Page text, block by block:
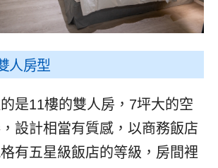
人房型
是11樓的雙人房，7坪大的空
設計相當有質感，以商務飯店
有五星級飯店的等級，房間裡